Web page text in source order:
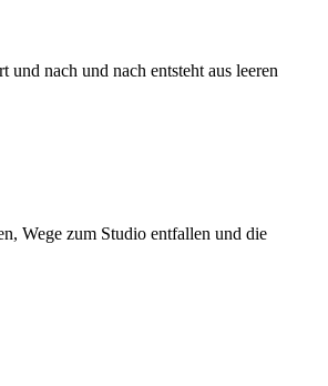
nach und nach entsteht aus leeren
Wege zum Studio entfallen und die